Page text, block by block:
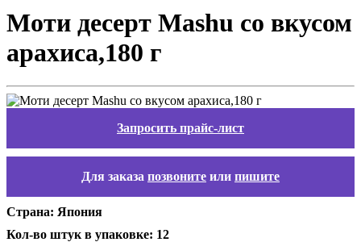
Моти десерт Mashu со вкусом
арахиса,180 г
Запросить прайс-лист
Для заказа позвоните или пишите
Страна: Япония
Кол-во штук в упаковке: 12